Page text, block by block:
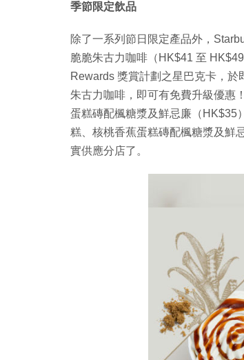
季節限定飲品
除了一系列節日限定產品外，
脆脆朱古力咖啡（HK$41 至
Rewards 獎賞計劃之星巴克卡，
朱古力咖啡，即可有免費升級優惠
蛋糕磚配楓糖漿及鮮忌廉（HK$35
糕、核桃香蕉蛋糕磚配楓糖漿及鮮
實供應分店了。